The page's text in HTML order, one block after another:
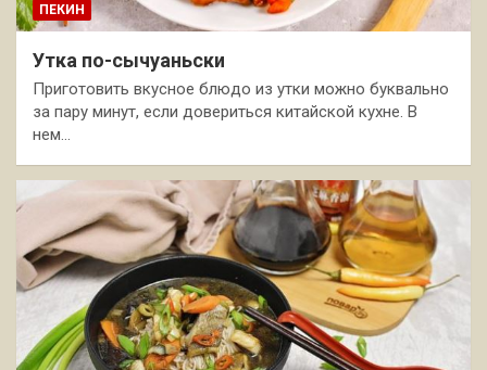
ПЕКИН
Утка по-сычуаньски
Приготовить вкусное блюдо из утки можно буквально
за пару минут, если довериться китайской кухне. В
нем…